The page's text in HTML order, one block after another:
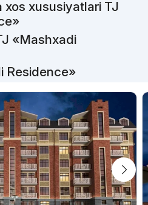
xos xususiyatlari TJ
«Mashxadi
Residence»